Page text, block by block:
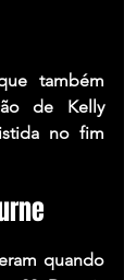
também
de Kelly
no fim
quando